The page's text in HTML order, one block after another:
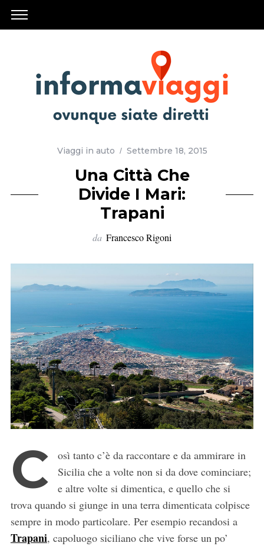
Viaggi in auto Settembre 18, 2015
Una Città Che
Divide I Mari:
Trapani
da Francesco Rigoni
C
osì tanto c’è da raccontare e da ammirare in
Sicilia che a volte non si da dove cominciare;
e altre volte si dimentica, e quello che si
trova quando si giunge in una terra dimenticata colpisce
sempre in modo particolare. Per esempio recandosi a
Trapani, capoluogo siciliano che vive forse un po’